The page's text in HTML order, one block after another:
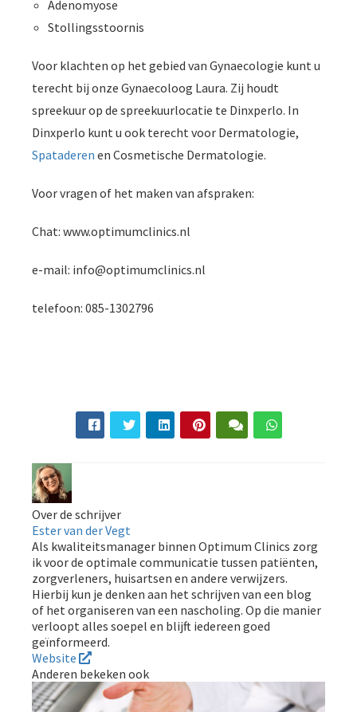
Adenomyose
Stollingsstoornis
Voor klachten op het gebied van Gynaecologie kunt u
terecht bij onze Gynaecoloog Laura. Zij houdt
spreekuur op de spreekuurlocatie te Dinxperlo. In
Dinxperlo kunt u ook terecht voor Dermatologie,
Spataderen en Cosmetische Dermatologie.
Voor vragen of het maken van afspraken:
Chat: www.optimumclinics.nl
e-mail: info@optimumclinics.nl
telefoon: 085-1302796
Over de schrijver
Ester van der Vegt
Als kwaliteitsmanager binnen Optimum Clinics zorg
ik voor de optimale communicatie tussen patiënten,
zorgverleners, huisartsen en andere verwijzers.
Hierbij kun je denken aan het schrijven van een blog
of het organiseren van een nascholing. Op die manier
verloopt alles soepel en blijft iedereen goed
geïnformeerd.
Website
Anderen bekeken ook